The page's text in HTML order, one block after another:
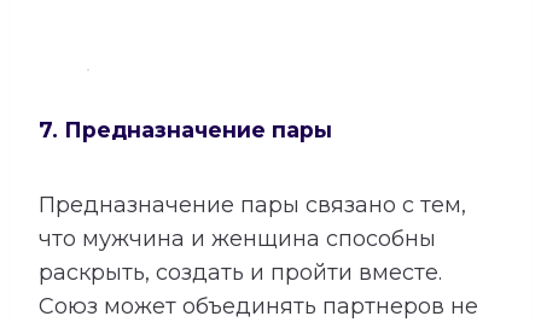
7. Предназначение пары
Предназначение пары связано с тем,
что мужчина и женщина способны
раскрыть, создать и пройти вместе.
Союз может объединять партнеров не